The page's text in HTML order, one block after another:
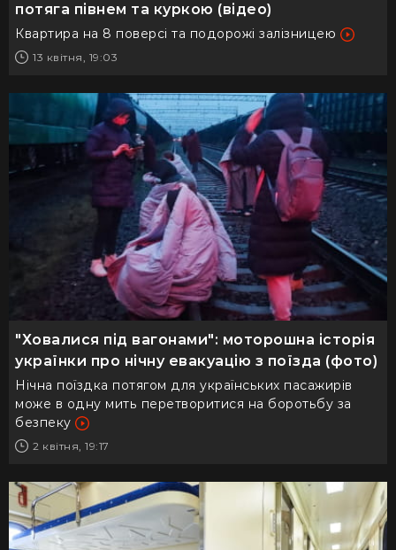
потяга півнем та куркою (відео)
Квартира на 8 поверсі та подорожі залізницею
13 квітня, 19:03
"Ховалися під вагонами": моторошна історія
українки про нічну евакуацію з поїзда (фото)
Нічна поїздка потягом для українських пасажирів
може в одну мить перетворитися на боротьбу за
безпеку
2 квітня, 19:17